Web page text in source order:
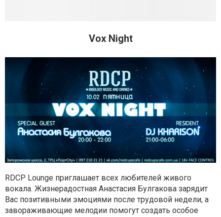
Vox Night
RDCP Lounge приглашает всех любителей живого
вокала. Жизнерадостная Анастасия Булгакова зарядит
Вас позитивными эмоциями после трудовой недели, а
завораживающие мелодии помогут создать особое